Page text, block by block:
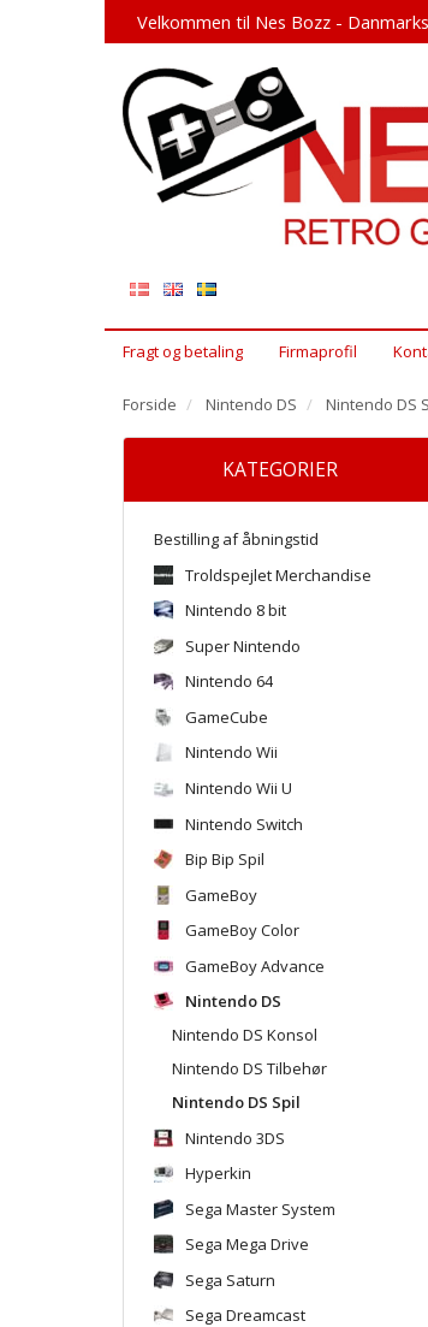
Velkommen til Nes Bozz -
Fragt og betaling Firmaprofil
Forside Nintendo DS Nintendo DS
KATEGORIER
Bestilling af åbningstid
Troldspejlet Merchandise
Nintendo 8 bit
Super Nintendo
Nintendo 64
GameCube
Nintendo Wii
Nintendo Wii U
Nintendo Switch
Bip Bip Spil
GameBoy
GameBoy Color
GameBoy Advance
Nintendo DS
Nintendo DS Konsol
Nintendo DS Tilbehør
Nintendo DS Spil
Nintendo 3DS
Hyperkin
Sega Master System
Sega Mega Drive
Sega Saturn
Sega Dreamcast